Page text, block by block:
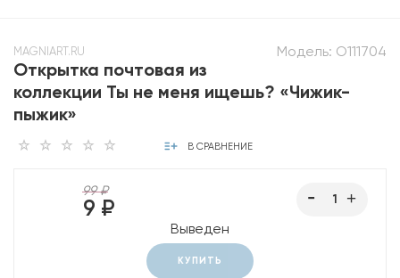
Модель: O111704
MAGNIART.RU
Открытка почтовая из
коллекции Ты не меня ищешь? «Чижик-
пыжик»
В СРАВНЕНИЕ
99 ₽
9 ₽
Выведен
КУПИТЬ